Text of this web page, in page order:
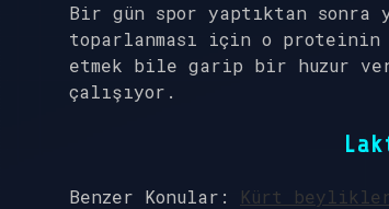
Bir gün spor yaptıktan sonra
toparlanması için o
etmek bile garip bir huzur
çalışıyor.
Benzer Konular: Kürt